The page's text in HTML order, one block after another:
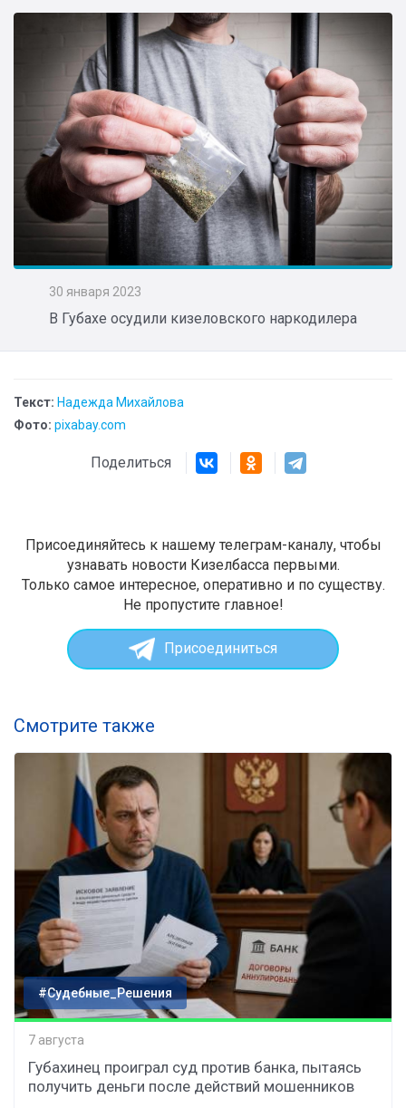
30 января 2023
В Губахе осудили кизеловского наркодилера
Текст: Надежда Михайлова
Фото: pixabay.com
Поделиться
Присоединяйтесь к нашему телеграм-каналу, чтобы
узнавать новости Кизелбасса первыми.
Только самое интересное, оперативно и по существу.
Не пропустите главное!
Присоединиться
Смотрите также
#Судебные_Решения
7 августа
Губахинец проиграл суд против банка, пытаясь
получить деньги после действий мошенников